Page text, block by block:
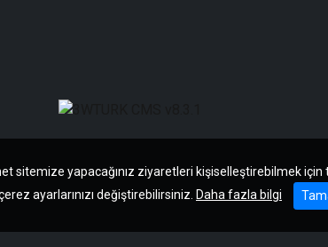
yapacağınız ziyaretleri kişiselleştirebilmek için
ayarlarınızı değiştirebilirsiniz. Daha fazla bilgi